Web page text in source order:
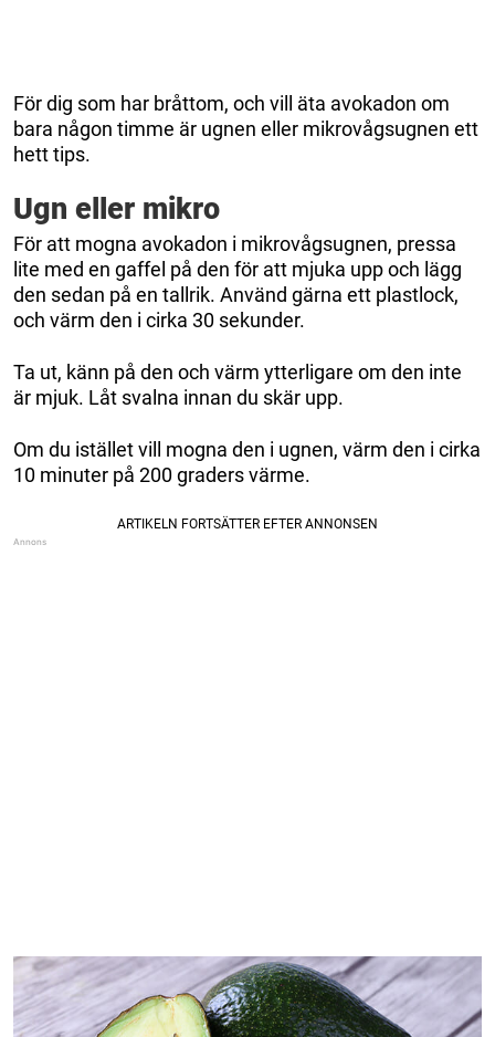
För dig som har bråttom, och vill äta avokadon om
bara någon timme är ugnen eller mikrovågsugnen ett
hett tips.
Ugn eller mikro
För att mogna avokadon i mikrovågsugnen, pressa
lite med en gaffel på den för att mjuka upp och lägg
den sedan på en tallrik. Använd gärna ett plastlock,
och värm den i cirka 30 sekunder.
Ta ut, känn på den och värm ytterligare om den inte
är mjuk. Låt svalna innan du skär upp.
Om du istället vill mogna den i ugnen, värm den i cirka
10 minuter på 200 graders värme.